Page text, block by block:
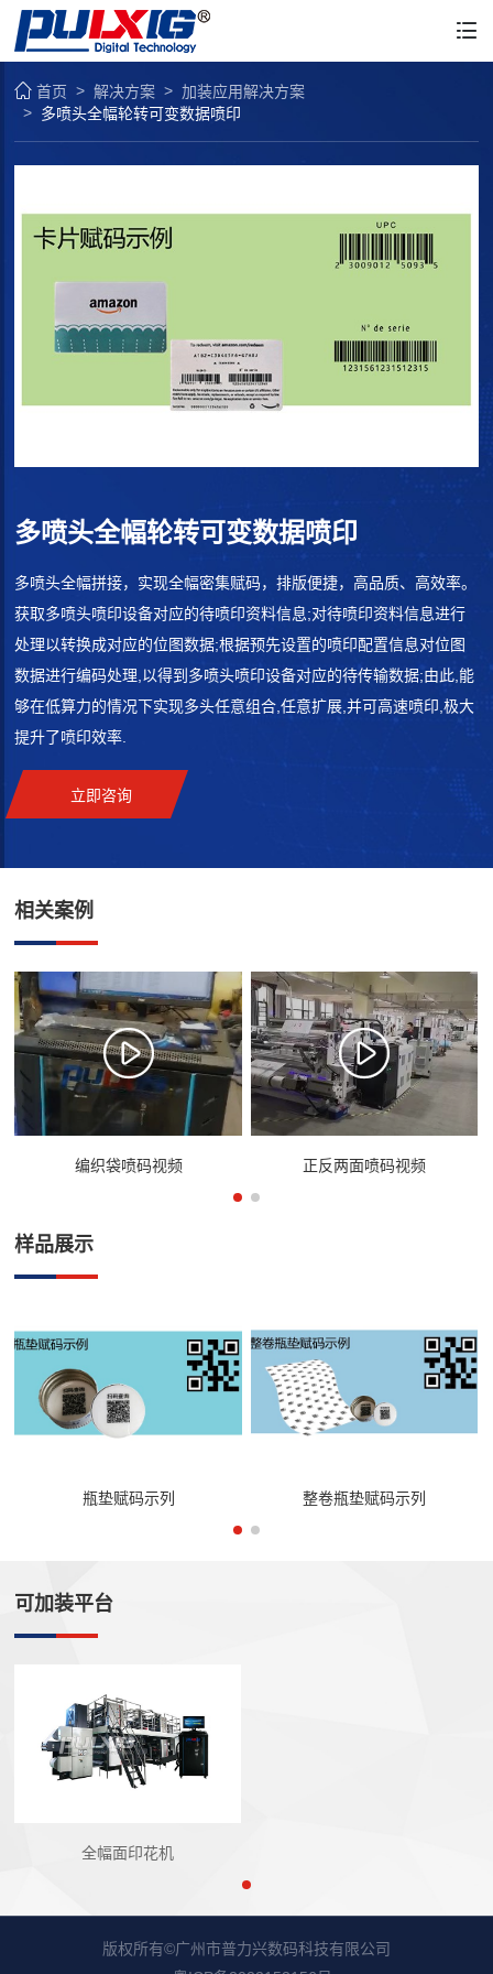
首页 解决方案
加装应用解决方案
多喷头全幅轮转可变数据喷印
多喷头全幅轮转可变数据喷印
多喷头全幅拼接，实现全幅密集赋码，排版便捷，高品质、高效率。
获取多喷头喷印设备对应的待喷印资料信息;对待喷印资料信息进行
处理以转换成对应的位图数据;根据预先设置的喷印配置信息对位图
数据进行编码处理,以得到多喷头喷印设备对应的待传输数据;由此,能
够在低算力的情况下实现多头任意组合,任意扩展,并可高速喷印,极大
提升了喷印效率.
立即咨询
相关案例
编织袋喷码视频 正反两面喷码视频
样品展示
瓶垫赋码示列 整卷瓶垫赋码示列
可加装平台
全幅面印花机
版权所有©广州市普力兴数码科技有限公司